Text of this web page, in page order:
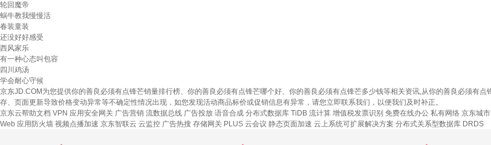
轮回魔帝
蜗牛教我慢慢活
春装童装
还没好好感受
西风家乐
有一种心态叫包容
四川鸡汤
学会耐心守候
京东JD.COM为您提供你的善良必须有点锋芒销量排行榜、你的善良必须有点锋芒哪个好、你的善良必须有点锋芒多少钱等相关资讯,从你的善良必须有
存、页面更新导致价格变动异常等不确定性情况出现，如您发现活动商品标价或促销信息有异常，请您立即联系我们，以便我们及时补正。
京东云帮助文档 VPN 应用安全网关 广告营销 流数据总线 广告投放 语音合成 分布式数据库 TiDB 流计算 增值税发票识别 免费在线办公 私有网络 京东城
Web 应用防火墙 视频点播加速 京东智联云 云监控 广告热搜 存储网关 PLUS 云会议 静态页面加速 云上系统可扩展解决方案 分布式关系型数据库 DRDS